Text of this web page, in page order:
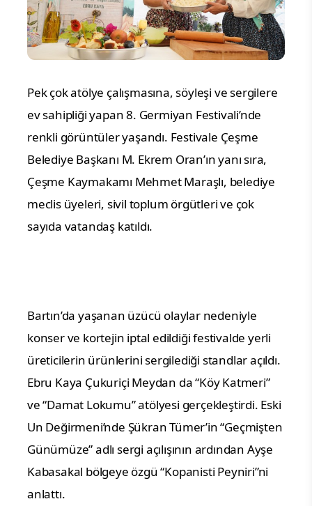
Pek çok atölye çalışmasına, söyleşi ve sergilere
ev sahipliği yapan 8. Germiyan Festivali’nde
renkli görüntüler yaşandı. Festivale Çeşme
Belediye Başkanı M. Ekrem Oran’ın yanı sıra,
Çeşme Kaymakamı Mehmet Maraşlı, belediye
meclis üyeleri, sivil toplum örgütleri ve çok
sayıda vatandaş katıldı.
Bartın’da yaşanan üzücü olaylar nedeniyle
konser ve kortejin iptal edildiği festivalde yerli
üreticilerin ürünlerini sergilediği standlar açıldı.
Ebru Kaya Çukuriçi Meydan da “Köy Katmeri”
ve “Damat Lokumu” atölyesi gerçekleştirdi. Eski
Un Değirmeni’nde Şükran Tümer’in “Geçmişten
Günümüze” adlı sergi açılışının ardından Ayşe
Kabasakal bölgeye özgü “Kopanisti Peyniri”ni
anlattı.